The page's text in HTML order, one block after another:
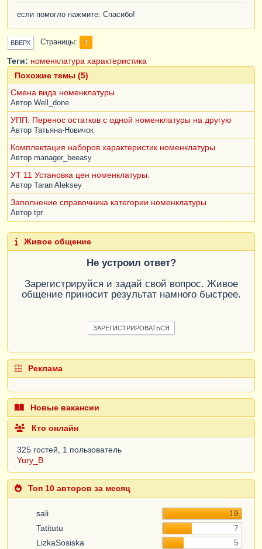
если помогло нажмите: Спасибо!
ВВЕРХ Страницы 1
Теги: номенклатура характеристика
Похожие темы (5)
Смена вида номенклатуры
Автор Well_done
УПП. Перенос остатков с одной номенклатуры на другую
Автор Татьяна-Новичок
Комплектация наборов характеристик номенклатуры
Автор manager_beeasy
УТ 11 Установка цен номенклатуры.
Автор Taran Aleksey
Заполнение справочника категории номенклатуры
Автор tpr
Живое общение
Не устроил ответ?
Зарегистрируйся и задай свой вопрос. Живое
общение приносит результат намного быстрее.
ЗАРЕГИСТРИРОВАТЬСЯ
Реклама
Новые вакансии
Кто онлайн
325 гостей, 1 пользователь
Yury_B
Топ 10 авторов за месяц
sali
19
Tatitutu
7
LizkaSosiska
5